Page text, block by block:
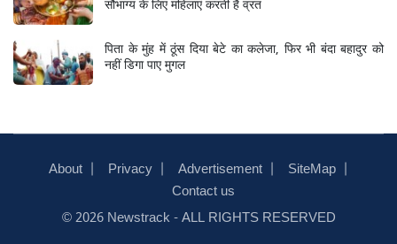
पिता के मुंह में ठूंस दिया बेटे का कलेजा, फिर भी बंदा बहादुर को
नहीं डिगा पाए मुगल
About Privacy Advertisement
SiteMap
Contact us
© 2026Newstrack- ALL RIGHTS RESERVED